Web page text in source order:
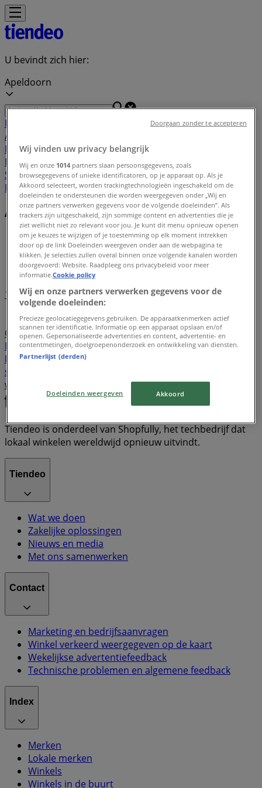
U bevindt zich hier:
Apeldoorn
Featured
Kleding, Schoenen &
Accessoires
MeubelsComputers & Elektronica
ParfumerieBaby, Kind &
SpeelgoedSportRestaurantsOpticienBoeken &
MuziekAuto & FietsBiomarktVakantie & Reizen
Aanbiedingen index in Apeldoorn
Tiendeo in Apeldoorn»
Aanbiedingen index
1
Supermarkt
Kleding, Schoenen & Accessoires
Computers & Elektronica
Wonen & Meubels
Drogisterij & Parfumerie
Sport
Bouwmarkt & Tuin
Baby, Kind & Speelgoed
smart tv
wandelschoenen
doe-het-zelf mosselen
Tiendeo is onderdeel van Shopfully, het techbedrijf dat
lokaal winkelen wereldwijd opnieuw uitvindt.
Tiendeo
Wat we doen
Zakelijke oplossingen
Nieuws en media
Met ons samenwerken
Contact
Marketing en bedrijfsaanvragen
Winkel verkeerd weergegeven op de kaart
Wekelijkse advertentiefeedback
Technische problemen en algemene feedback
Index
Merken
Lokale merken
Winkels
Winkels in de buurt
Wij vinden uw privacy belangrijk
Wij en onze 1014 partners slaan persoonsgegevens, zoals
browsegegevens of unieke identificatoren, op je apparaat op. Als je
Akkoord selecteert, worden trackingtechnologieën ingeschakeld om de
doeleinden te ondersteunen die worden weergegeven onder „Wij en
onze partners verwerken gegevens voor de volgende doeleinden”. Als
trackers zijn uitgeschakeld, zijn sommige content en advertenties die je
ziet wellicht niet zo relevant voor jou. Je kunt dit menu opnieuw openen
om je keuzes te wijzigen of je toestemming op elk moment intrekken
door op de link Doeleinden weergeven onder aan de webpagina te
klikken. Je selecties zullen overal binnen onze volgende kanalen worden
doorgevoerd: Website. Raadpleeg ons privacybeleid voor meer
informatie.Cookie policy
Wij en onze partners verwerken gegevens voor de
volgende doeleinden:
Precieze geolocatiegegevens gebruiken. De apparaatkenmerken actief
scannen ter identificatie. Informatie op een apparaat opslaan en/of
openen. Gepersonaliseerde advertenties en content, advertentie- en
contentmetingen, doelgroepenonderzoek en ontwikkeling van diensten.
Partnerlijst (derden)
Doeleinden weergeven Akkoord
Doorgaan zonder te accepteren